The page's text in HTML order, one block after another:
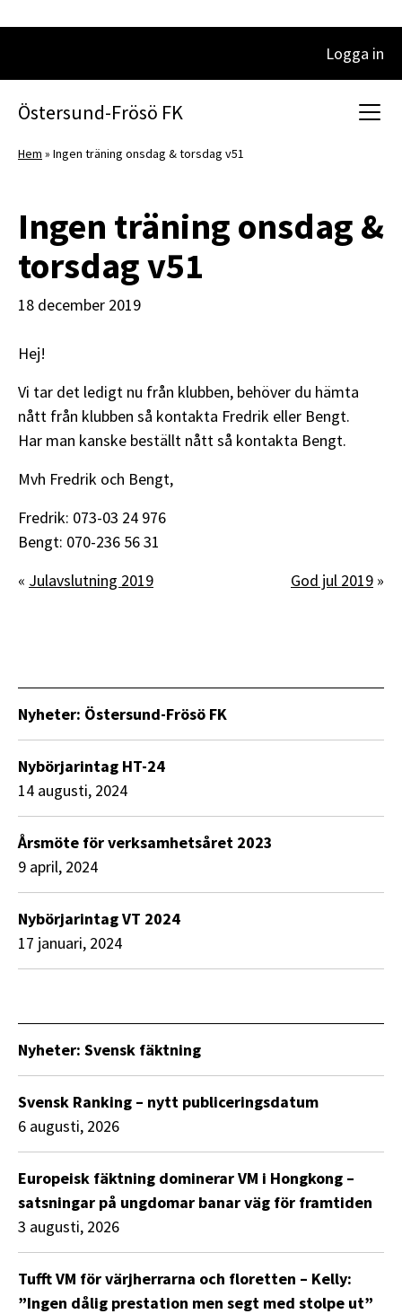
Huvudnavigering
Logga in
Östersund-Frösö FK
Hem » Ingen träning onsdag & torsdag v51
Ingen träning onsdag &
torsdag v51
18 december 2019
Hej!
Vi tar det ledigt nu från klubben, behöver du hämta
nått från klubben så kontakta Fredrik eller Bengt.
Har man kanske beställt nått så kontakta Bengt.
Mvh Fredrik och Bengt,
Fredrik: 073-03 24 976
Bengt: 070-236 56 31
« Julavslutning 2019 God jul 2019 »
Nyheter: Östersund-Frösö FK
Nybörjarintag HT-24
14 augusti, 2024
Årsmöte för verksamhetsåret 2023
9 april, 2024
Nybörjarintag VT 2024
17 januari, 2024
Nyheter: Svensk fäktning
Svensk Ranking – nytt publiceringsdatum
6 augusti, 2026
Europeisk fäktning dominerar VM i Hongkong –
satsningar på ungdomar banar väg för framtiden
3 augusti, 2026
Tufft VM för värjherrarna och floretten – Kelly:
”Ingen dålig prestation men segt med stolpe ut”